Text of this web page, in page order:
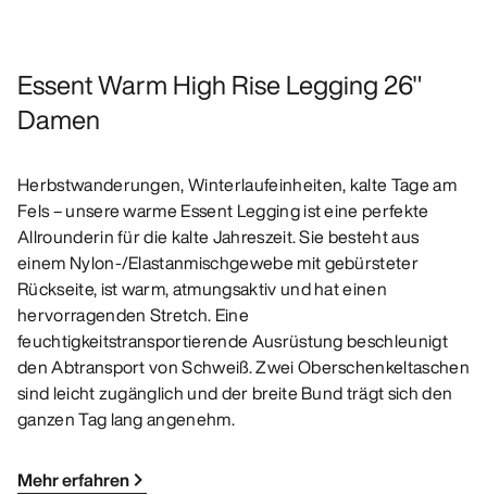
Essent Warm High Rise Legging 26"
Damen
Herbstwanderungen, Winterlaufeinheiten, kalte Tage am
Fels – unsere warme Essent Legging ist eine perfekte
Allrounderin für die kalte Jahreszeit. Sie besteht aus
einem Nylon-/Elastanmischgewebe mit gebürsteter
Rückseite, ist warm, atmungsaktiv und hat einen
hervorragenden Stretch. Eine
feuchtigkeitstransportierende Ausrüstung beschleunigt
den Abtransport von Schweiß. Zwei Oberschenkeltaschen
sind leicht zugänglich und der breite Bund trägt sich den
ganzen Tag lang angenehm.
Mehr erfahren